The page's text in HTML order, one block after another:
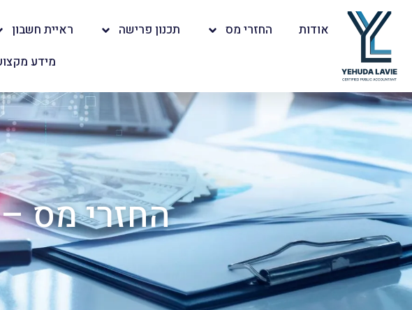
אודות החזרי מס תכנון פרישה ראיית חשבון
מידע
החזרי מס